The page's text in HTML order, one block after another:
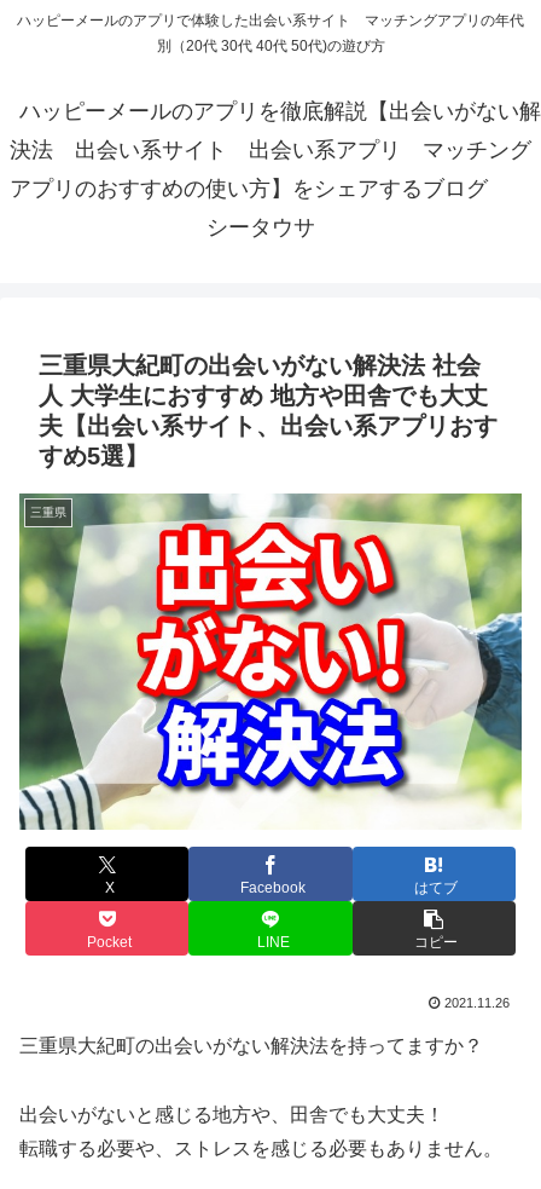
ハッピーメールのアプリで体験した出会い系サイト マッチングアプリの年代
別（20代 30代 40代 50代)の遊び方
ハッピーメールのアプリを徹底解説【出会いがない解
決法 出会い系サイト 出会い系アプリ マッチング
アプリのおすすめの使い方】をシェアするブログ
シータウサ
三重県大紀町の出会いがない解決法 社会
人 大学生におすすめ 地方や田舎でも大丈
夫【出会い系サイト、出会い系アプリおす
すめ5選】
三重県
X Facebook はてブ
Pocket LINE コピー
2021.11.26
三重県大紀町の出会いがない解決法を持ってますか？
出会いがないと感じる地方や、田舎でも大丈夫！
転職する必要や、ストレスを感じる必要もありません。